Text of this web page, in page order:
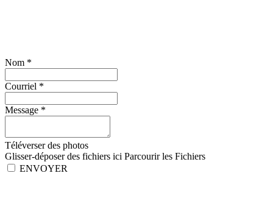
Nom *
Courriel *
Message *
Téléverser des photos
Glisser-déposer des fichiers ici Parcourir les Fichiers
ENVOYER